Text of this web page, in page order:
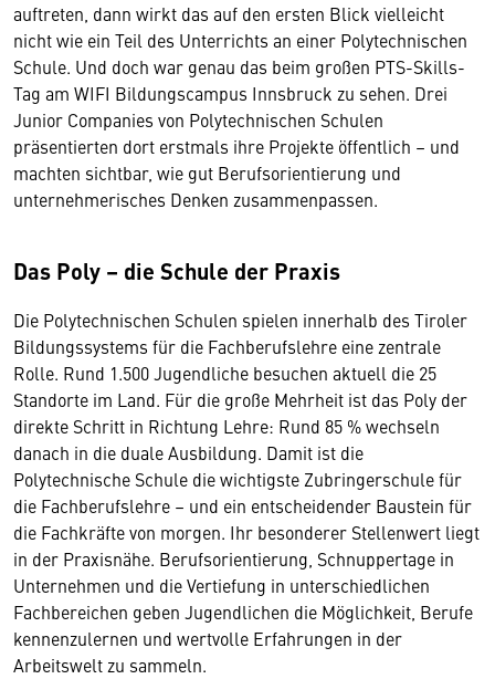
auftreten, dann wirkt das auf den ersten Blick vielleicht
nicht wie ein Teil des Unterrichts an einer Polytechnischen
Schule. Und doch war genau das beim großen PTS-Skills-
Tag am WIFI Bildungscampus Innsbruck zu sehen. Drei
Junior Companies von Polytechnischen Schulen
präsentierten dort erstmals ihre Projekte öffentlich – und
machten sichtbar, wie gut Berufsorientierung und
unternehmerisches Denken zusammenpassen.
Das Poly – die Schule der Praxis
Die Polytechnischen Schulen spielen innerhalb des Tiroler
Bildungssystems für die Fachberufslehre eine zentrale
Rolle. Rund 1.500 Jugendliche besuchen aktuell die 25
Standorte im Land. Für die große Mehrheit ist das Poly der
direkte Schritt in Richtung Lehre: Rund 85 % wechseln
danach in die duale Ausbildung. Damit ist die
Polytechnische Schule die wichtigste Zubringerschule für
die Fachberufslehre – und ein entscheidender Baustein für
die Fachkräfte von morgen. Ihr besonderer Stellenwert liegt
in der Praxisnähe. Berufsorientierung, Schnuppertage in
Unternehmen und die Vertiefung in unterschiedlichen
Fachbereichen geben Jugendlichen die Möglichkeit, Berufe
kennenzulernen und wertvolle Erfahrungen in der
Arbeitswelt zu sammeln.